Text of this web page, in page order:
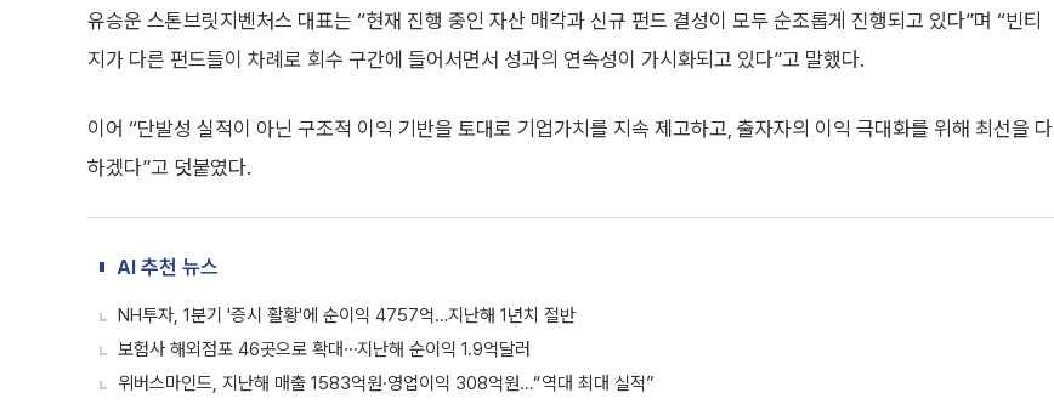
유승운 스톤브릿지벤처스 대표는 “현재 진행 중인 자산 매각과 신규 펀드 결성이 모두 순조롭게 진행되고 있다”며 “빈티
지가 다른 펀드들이 차례로 회수 구간에 들어서면서 성과의 연속성이 가시화되고 있다”고 말했다.
이어 “단발성 실적이 아닌 구조적 이익 기반을 토대로 기업가치를 지속 제고하고, 출자자의 이익 극대화를 위해 최선을 다
하겠다”고 덧붙였다.
AI 추천 뉴스
NH투자, 1분기 '증시 활황'에 순이익 4757억…지난해 1년치 절반
보험사 해외점포 46곳으로 확대⋯지난해 순이익 1.9억달러
위버스마인드, 지난해 매출 1583억원·영업이익 308억원…“역대 최대 실적”